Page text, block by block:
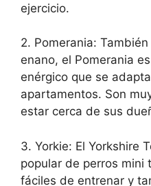
ejercicio.
2. Pomerania:
enano, el Pomerania
enérgico que se
apartamentos. Son
estar cerca de sus
3. Yorkie: El Yorkshire
popular de perros mini
fáciles de entrenar y